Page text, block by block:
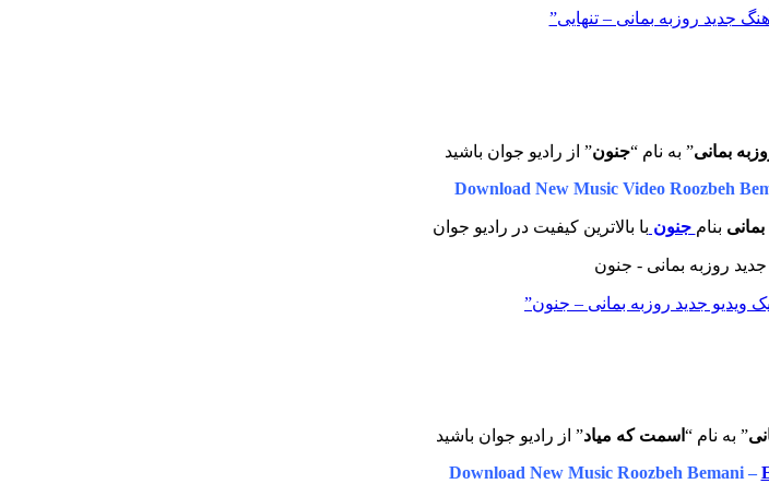
جدید روزبه بمانی – تنهایی”
بمانی” به نام “جنون” از رادیو جوان باشید
Download New Music Video Roozbeh
بنام جنون با بالاترین کیفیت در رادیو جوان
ویدیو جدید روزبه بمانی – جنون”
” به نام “ اسمت که میاد” از رادیو جوان باشید
Download New Music Roozbeh Bemani –